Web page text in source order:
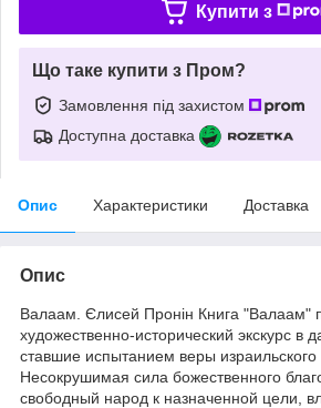
Купити з
Що таке купити з Пром?
Замовлення під захистом
Доступна доставка
Опис Характеристики Доставка
Опис
Валаам. Єлисей Пронін Книга "Валаам"
художественно-исторический экскурс в
ставшие испытанием веры израильского
Несокрушимая сила божественного
свободный народ к назначенной цели,